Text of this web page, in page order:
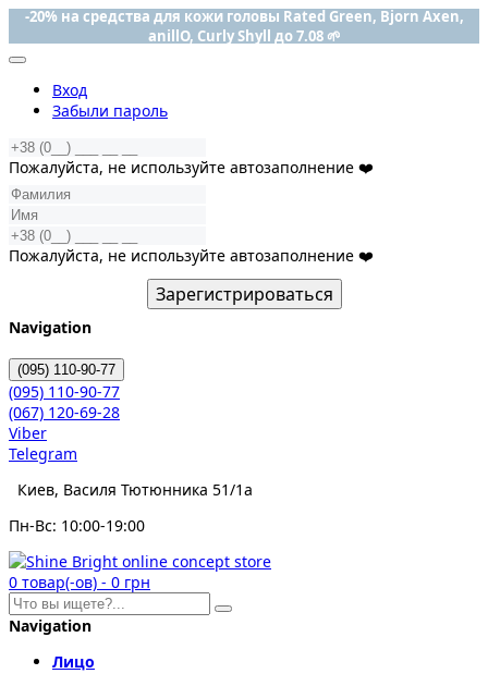
-20% на средства для кожи головы Rated Green, Bjorn Axen,
anillO, Curly Shyll до 7.08 🌱
Вход
Забыли пароль
Пожалуйста, не используйте автозаполнение ❤️
Пожалуйста, не используйте автозаполнение ❤️
Зарегистрироваться
Navigation
(095) 110-90-77
(095) 110-90-77
(067) 120-69-28
Viber
Telegram
Киев, Василя Тютюнника 51/1а
Пн-Вс: 10:00-19:00
0 товар(-ов) - 0 грн
Navigation
Лицо